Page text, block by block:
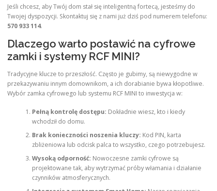
Jeśli chcesz, aby Twój dom stał się inteligentną fortecą, jesteśmy do
Twojej dyspozycji. Skontaktuj się z nami już dziś pod numerem telefonu:
570 933 114.
Dlaczego warto postawić na cyfrowe
zamki i systemy RCF MINI?
Tradycyjne klucze to przeszłość. Często je gubimy, są niewygodne w
przekazywaniu innym domownikom, a ich dorabianie bywa kłopotliwe.
Wybór zamka cyfrowego lub systemu RCF MINI to inwestycja w:
Pełną kontrolę dostępu: Dokładnie wiesz, kto i kiedy
wchodził do domu.
Brak konieczności noszenia kluczy: Kod PIN, karta
zbliżeniowa lub odcisk palca to wszystko, czego potrzebujesz.
Wysoką odporność: Nowoczesne zamki cyfrowe są
projektowane tak, aby wytrzymać próby włamania i działanie
czynników atmosferycznych.